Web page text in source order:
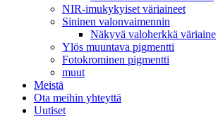
NIR-imukykyiset väriaineet
Sininen valonvaimennin
Näkyvä valoherkkä väriaine
Ylös muuntava pigmentti
Fotokrominen pigmentti
muut
Meistä
Ota meihin yhteyttä
Uutiset